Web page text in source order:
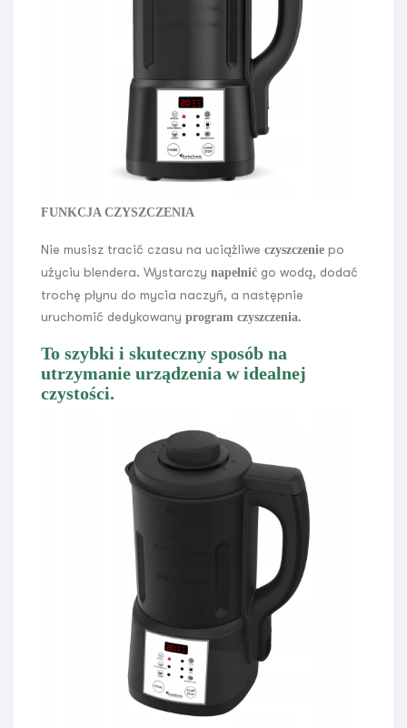
FUNKCJA CZYSZCZENIA
Nie musisz tracić czasu na uciążliwe czyszczenie po
użyciu blendera. Wystarczy napełnić go wodą, dodać
trochę płynu do mycia naczyń, a następnie
uruchomić dedykowany program czyszczenia.
To szybki i skuteczny sposób na
utrzymanie urządzenia w idealnej
czystości.